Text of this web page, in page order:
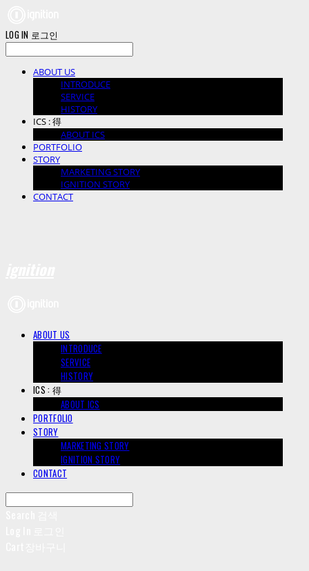
LOG IN 로그인
ABOUT US
INTRODUCE
SERVICE
HISTORY
ICS : 得
ABOUT ICS
PORTFOLIO
STORY
MARKETING STORY
IGNITION STORY
CONTACT
ABOUT US
INTRODUCE
SERVICE
HISTORY
ICS : 得
ABOUT ICS
PORTFOLIO
STORY
MARKETING STORY
IGNITION STORY
CONTACT